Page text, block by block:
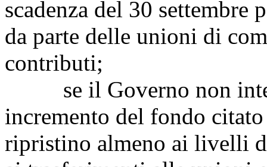
scadenza del 30 settembre
da parte delle unioni di
contributi;
se il Governo non
incremento del fondo
ripristino almeno ai livelli